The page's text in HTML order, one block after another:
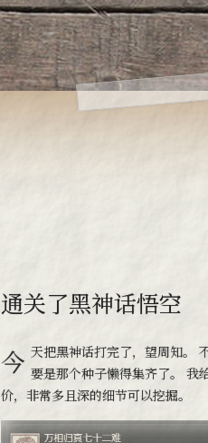
通关了黑神话悟空
今天把黑神话打完了，望周知。 不过没有全成就，主 要是那个种子懒得集齐了。 我
价，非常多且深的细节可以挖掘。